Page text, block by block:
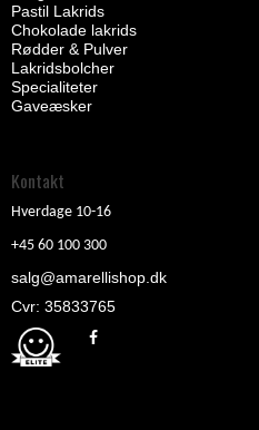
Pastil Lakrids
Chokolade lakrids
Rødder & Pulver
Lakridsbolcher
Specialiteter
Gaveæsker
Kontakt
Hverdage 10-16
+45 60 100 300
salg@amarellishop.dk
Cvr: 35833765